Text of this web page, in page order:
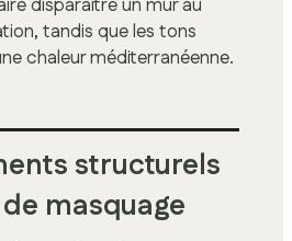
disparaître un mur au
tandis que les tons
chaleur méditerranéenne.
structurels
masquage